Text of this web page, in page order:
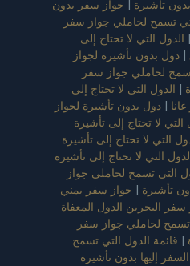
تأشيرة | جواز سفر بدون
تسمح لحاملي جواز سفر
| الدول التي لا تحتاج إلى
| دول بدون تأشيرة لجواز
لحاملي جواز سفر
| الدول التي لا تحتاج إلى
| دول بدون تأشيرة لجواز
التي لا تحتاج إلى تأشيرة
التي لا تحتاج إلى تأشيرة
التي لا تحتاج إلى تأشيرة
التي تسمح لحاملي جواز
تأشيرة | جواز سفر يمني
سفر البحرين الدول المعفاة
تسمح لحاملي جواز سفر
| قائمة الدول التي تسمح
إليها بدون تأشيرة